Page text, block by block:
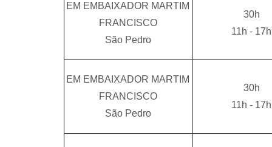
EM EMBAIXADOR MARTIM
FRANCISCO
São Pedro
30h
11h - 17h
EM EMBAIXADOR MARTIM
FRANCISCO
São Pedro
30h
11h - 17h